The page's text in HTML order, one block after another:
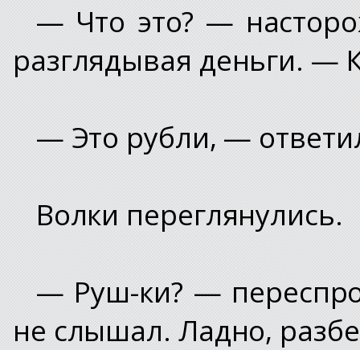
— Что это? —
разглядывая деньги. —
— Это рубли, —
Волки переглянулись.
— Руш-ки? —
не слышал. Ладно,